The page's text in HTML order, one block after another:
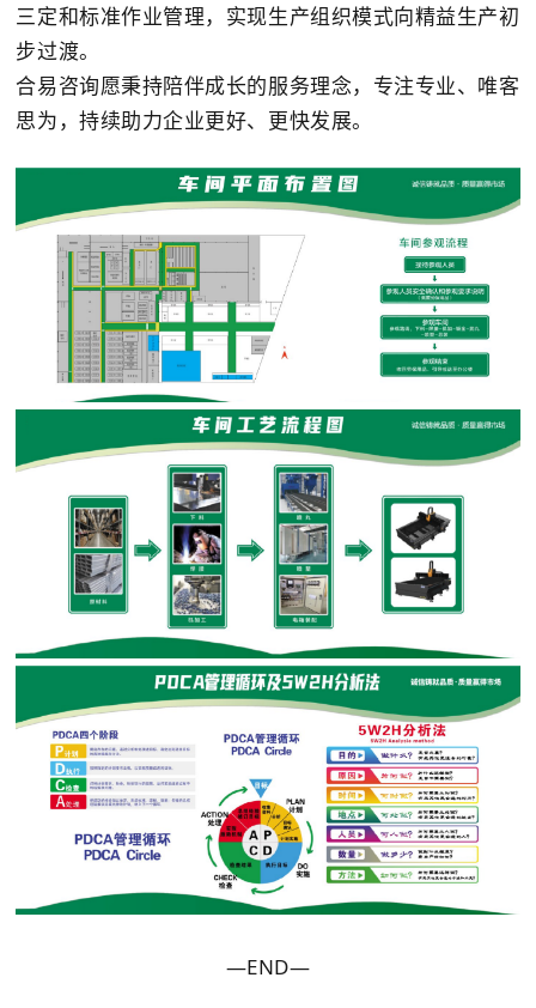
三定和标准作业管理，实现生产组织模式向精益生产初
步过渡。
合易咨询愿秉持陪伴成长的服务理念，专注专业、唯客
思为，持续助力企业更好、更快发展。
—END—